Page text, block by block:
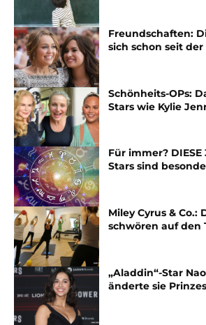
Freundschaften:
sich schon seit
Schönheits-OPs:
Stars wie Kylie
Für immer?
Stars sind
Miley Cyrus & Co.:
schwören auf den
„Aladdin“-Star
änderte sie